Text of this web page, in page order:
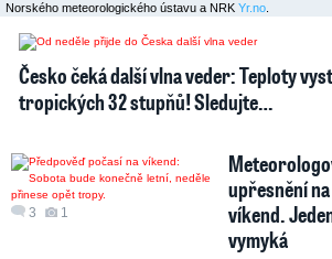
Norského meteorologického ústavu a NRK Yr.no.
Česko čeká další vlna veder: Teploty
tropických 32 stupňů! Sledujte…
3 1
upřesnění
víkend.
vymyká